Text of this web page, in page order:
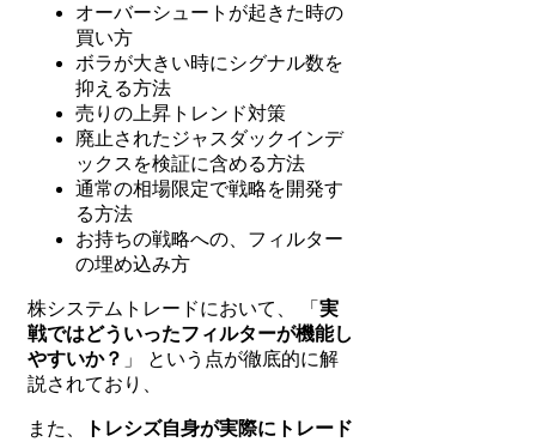
オーバーシュートが起きた時の
買い方
ボラが大きい時にシグナル数を
抑える方法
売りの上昇トレンド対策
廃止されたジャスダックインデ
ックスを検証に含める方法
通常の相場限定で戦略を開発す
る方法
お持ちの戦略への、フィルター
の埋め込み方
株システムトレードにおいて、 「 実
戦ではどういったフィルターが機能し
やすいか？ 」 という点が徹底的に解
説されており、
また、
トレシズ自身が実際にトレード